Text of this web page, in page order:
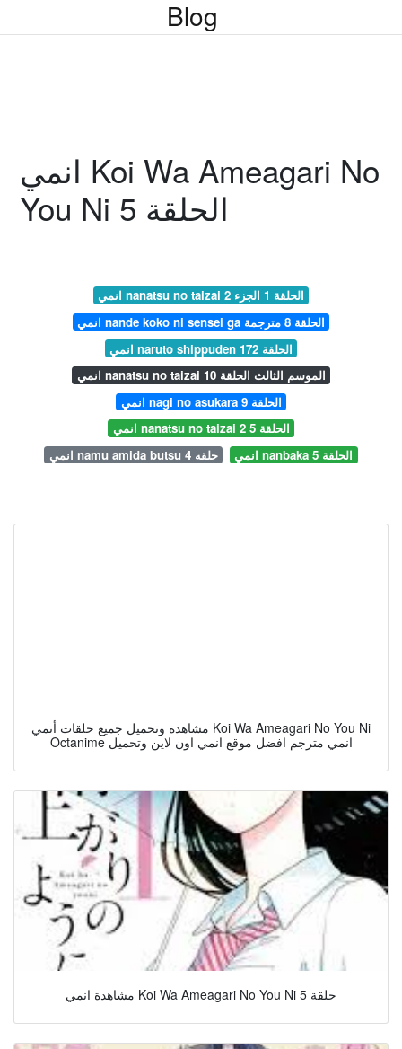
Blog
انمي Koi Wa Ameagari No
You Ni الحلقة 5
انمي nanatsu no taizai الحلقة 1 الجزء 2
انمي nande koko ni sensei ga الحلقة 8 مترجمة
انمي naruto shippuden الحلقة 172
انمي nanatsu no taizai الموسم الثالث الحلقة 10
انمي nagi no asukara الحلقة 9
انمي nanatsu no taizai 2 الحلقة 5
انمي namu amida butsu حلقه 4
انمي nanbaka الحلقة 5
مشاهدة وتحميل جميع حلقات أنمي Koi Wa Ameagari No You Ni
Octanime انمي مترجم افضل موقع انمي اون لاين وتحميل
مشاهدة انمي Koi Wa Ameagari No You Ni حلقة 5